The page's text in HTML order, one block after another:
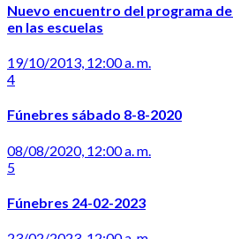
Nuevo encuentro del programa
en las escuelas
19/10/2013, 12:00 a. m.
4
Fúnebres sábado 8-8-2020
08/08/2020, 12:00 a. m.
5
Fúnebres 24-02-2023